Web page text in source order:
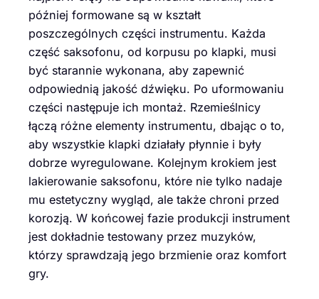
później formowane są w kształt
poszczególnych części instrumentu. Każda
część saksofonu, od korpusu po klapki, musi
być starannie wykonana, aby zapewnić
odpowiednią jakość dźwięku. Po uformowaniu
części następuje ich montaż. Rzemieślnicy
łączą różne elementy instrumentu, dbając o to,
aby wszystkie klapki działały płynnie i były
dobrze wyregulowane. Kolejnym krokiem jest
lakierowanie saksofonu, które nie tylko nadaje
mu estetyczny wygląd, ale także chroni przed
korozją. W końcowej fazie produkcji instrument
jest dokładnie testowany przez muzyków,
którzy sprawdzają jego brzmienie oraz komfort
gry.